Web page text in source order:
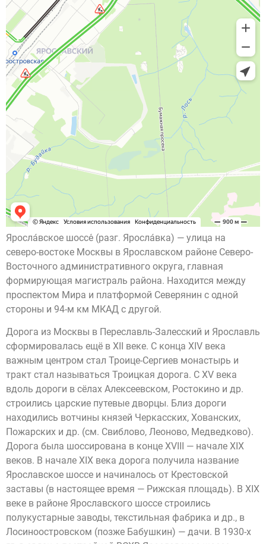
Яросла́вское шоссе́ (разг. Яросла́вка) — улица на
северо-востоке Москвы в Ярославском районе Северо-
Восточного административного округа, главная
формирующая магистраль района. Находится между
проспектом Мира и платформой Северянин с одной
стороны и 94-м км МКАД с другой.
Дорога из Москвы в Переславль-Залесский и Ярославль
сформировалась ещё в XII веке. С конца XIV века
важным центром стал Троице-Сергиев монастырь и
тракт стал называться Троицкая дорога. С XV века
вдоль дороги в сёлах Алексеевском, Ростокино и др.
строились царские путевые дворцы. Близ дороги
находились вотчины князей Черкасских, Хованских,
Пожарских и др. (см. Свиблово, Леоново, Медведково).
Дорога была шоссирована в конце XVIII — начале XIX
веков. В начале XIX века дорога получила название
Ярославское шоссе и начиналось от Крестовской
заставы (в настоящее время — Рижская площадь). В XIX
веке в районе Ярославского шоссе строились
полукустарные заводы, текстильная фабрика и др., в
Лосиноостровском (позже Бабушкин) — дачи. В 1930-х